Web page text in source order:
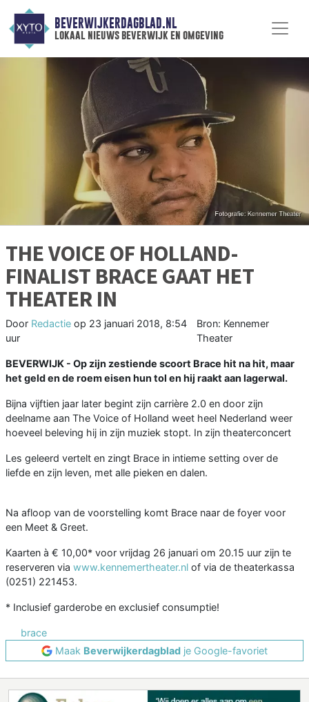
BEVERWIJKERDAGBLAD.NL
lokaal nieuws beverwijk en omgeving
THE VOICE OF HOLLAND-
FINALIST BRACE GAAT HET
THEATER IN
Door Redactie op 23 januari 2018, 8:54
uur
Bron: Kennemer
Theater
BEVERWIJK - Op zijn zestiende scoort Brace hit na hit, maar
het geld en de roem eisen hun tol en hij raakt aan lagerwal.
Bijna vijftien jaar later begint zijn carrière 2.0 en door zijn
deelname aan The Voice of Holland weet heel Nederland weer
hoeveel beleving hij in zijn muziek stopt. In zijn theaterconcert
Les geleerd vertelt en zingt Brace in intieme setting over de
liefde en zijn leven, met alle pieken en dalen.
Na afloop van de voorstelling komt Brace naar de foyer voor
een Meet & Greet.
Kaarten à € 10,00* voor vrijdag 26 januari om 20.15 uur zijn te
reserveren via www.kennemertheater.nl of via de theaterkassa
(0251) 221453.
* Inclusief garderobe en exclusief consumptie!
brace
Maak Beverwijkerdagblad je Google-favoriet